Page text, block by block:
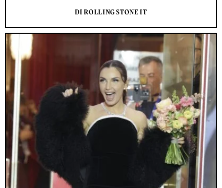
DI ROLLING STONE IT